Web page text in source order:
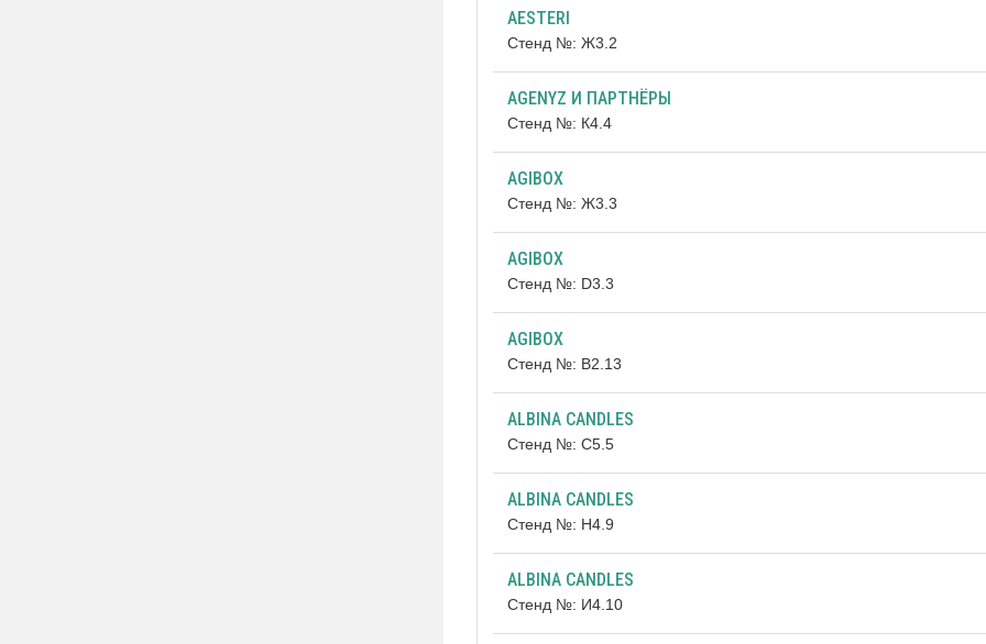
AESTERI
Стенд №: Ж3.2
AGENYZ И ПАРТНЁРЫ
Стенд №: К4.4
AGIBOX
Стенд №: Ж3.3
AGIBOX
Стенд №: D3.3
AGIBOX
Стенд №: B2.13
ALBINA CANDLES
Стенд №: C5.5
ALBINA CANDLES
Стенд №: H4.9
ALBINA CANDLES
Стенд №: И4.10